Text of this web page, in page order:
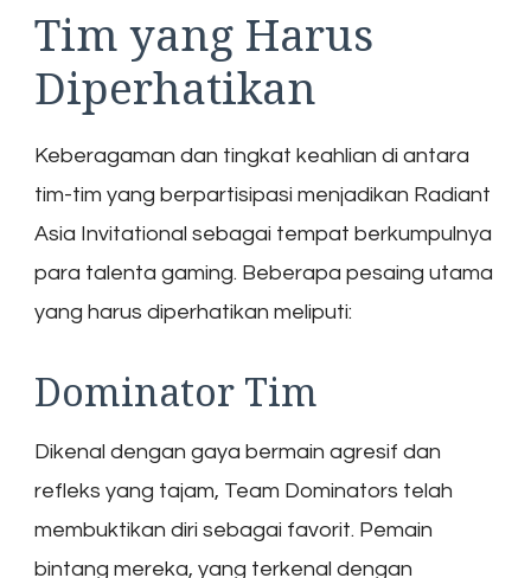
Tim yang Harus
Diperhatikan
Keberagaman dan tingkat keahlian di antara
tim-tim yang berpartisipasi menjadikan Radiant
Asia Invitational sebagai tempat berkumpulnya
para talenta gaming. Beberapa pesaing utama
yang harus diperhatikan meliputi:
Dominator Tim
Dikenal dengan gaya bermain agresif dan
refleks yang tajam, Team Dominators telah
membuktikan diri sebagai favorit. Pemain
bintang mereka, yang terkenal dengan